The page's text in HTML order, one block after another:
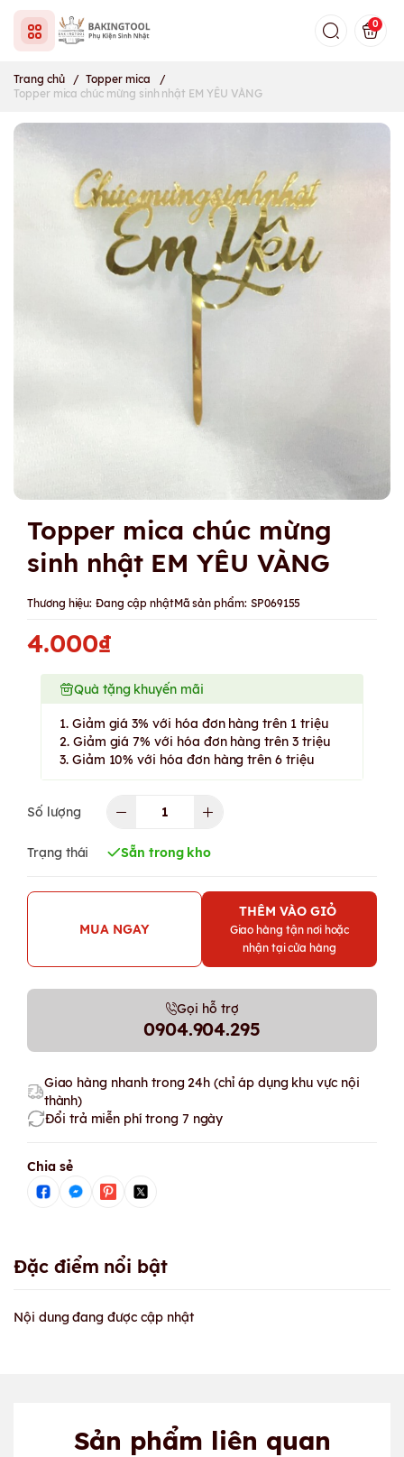
0
Trang chủ / Topper mica
/
Topper mica chúc mừng sinh nhật EM YÊU VÀNG
Topper mica chúc mừng
sinh nhật EM YÊU VÀNG
Thương hiệu: Đang cập nhậtMã sản phẩm: SP069155
4.000₫
Quà tặng khuyến mãi
1. Giảm giá 3% với hóa đơn hàng trên 1 triệu
2. Giảm giá 7% với hóa đơn hàng trên 3 triệu
3. Giảm 10% với hóa đơn hàng trên 6 triệu
Số lượng
Trạng thái Sẵn trong kho
MUA NGAY
THÊM VÀO GIỎ
Giao hàng tận nơi hoặc
nhận tại cửa hàng
Gọi hỗ trợ
0904.904.295
Giao hàng nhanh trong 24h (chỉ áp dụng khu vực nội
thành)
Đổi trả miễn phí trong 7 ngày
Chia sẻ
Đặc điểm nổi bật
Nội dung đang được cập nhật
Sản phẩm liên quan